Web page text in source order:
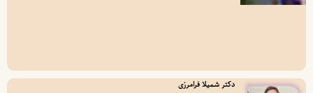
دکتر شمیلا فرامرزی